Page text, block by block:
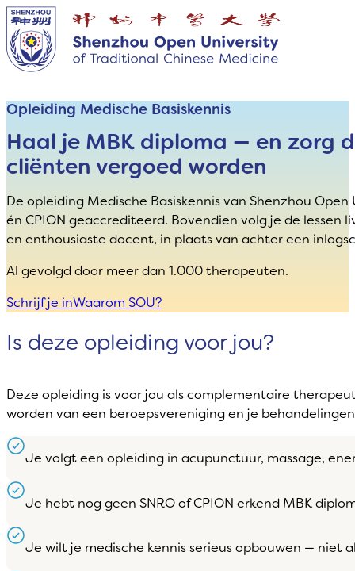
Opleiding Medische Basiskennis
Haal je MBK diploma — en zorg
cliënten vergoed worden
De opleiding Medische Basiskennis van Shenzhou Open
én CPION geaccrediteerd. Bovendien volg je de lessen
en enthousiaste docent, in plaats van achter een
Al gevolgd door meer dan 1.000 therapeuten.
Schrijf je inWaarom SOU?
Is deze opleiding voor jou?
Deze opleiding is voor jou als complementaire
worden van een beroepsvereniging en je
Je volgt een opleiding in acupunctuur, massage,
Je hebt nog geen SNRO of CPION erkend MBK
Je wilt je medische kennis serieus opbouwen — niet